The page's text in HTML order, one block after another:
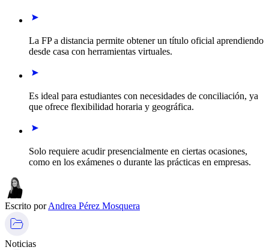
La FP a distancia permite obtener un título oficial aprendiendo
desde casa con herramientas virtuales.
Es ideal para estudiantes con necesidades de conciliación, ya
que ofrece flexibilidad horaria y geográfica.
Solo requiere acudir presencialmente en ciertas ocasiones,
como en los exámenes o durante las prácticas en empresas.
Escrito porAndrea Pérez Mosquera
Noticias